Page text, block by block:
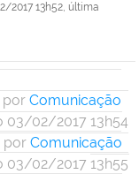
2017 13h52, última
por Comunicação
02/2017 13h54
por Comunicação
02/2017 13h55